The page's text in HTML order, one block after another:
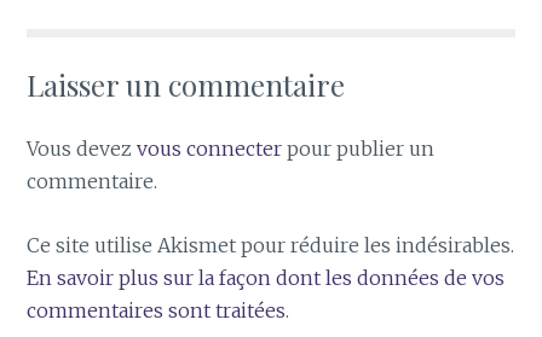
Laisser un commentaire
Vous devezvous connecter pour publier un
commentaire.
Ce site utilise Akismet pour réduire les indésirables.
En savoir plus sur la façon dont les données de vos
commentaires sont traitées.